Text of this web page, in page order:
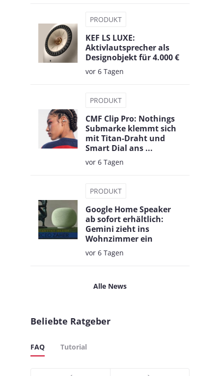
PRODUKT
KEF LS LUXE:
Aktivlautsprecher als
Designobjekt für 4.000 €
vor 6 Tagen
PRODUKT
CMF Clip Pro: Nothings
Submarke klemmt sich
mit Titan-Draht und
Smart Dial ans ...
vor 6 Tagen
PRODUKT
Google Home Speaker
ab sofort erhältlich:
Gemini zieht ins
Wohnzimmer ein
vor 6 Tagen
Alle News
Beliebte Ratgeber
FAQ Tutorial